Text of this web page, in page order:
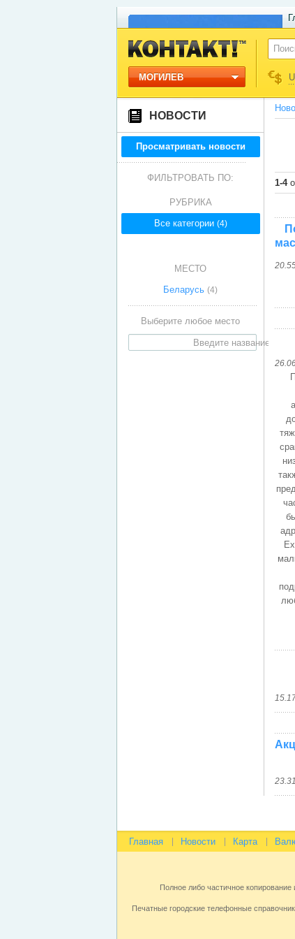
МОГИЛЕВ
НОВОСТИ
Просматривать новости
ФИЛЬТРОВАТЬ ПО:
РУБРИКА
Все категории (4)
МЕСТО
Беларусь (4)
Выберите любое место
1-4
Главная Новости Карта
Полное либо частичное
Печатные городские телефонные